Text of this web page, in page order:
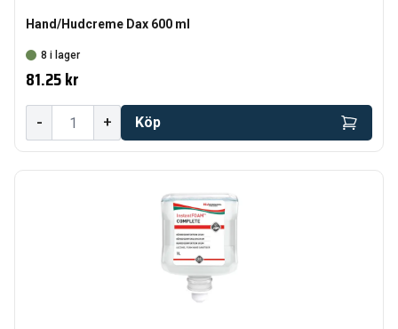
Hand/Hudcreme Dax 600 ml
8 i lager
81.25 kr
- + Köp